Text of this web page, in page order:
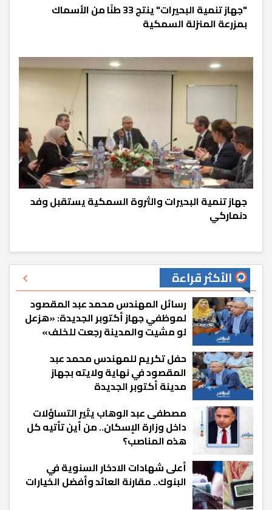
"جهاز تنمية البحيرات" ينتج 33 طنًا من الأسماك
بمزرعة المنزلة السمكية
جهاز تنمية البحيرات والثروة السمكية يستقبل وفد
دنماركي
الأكثر قراءة
رسائل المهندس محمد عبد المقصود
لموظفي جهاز أكتوبر الجديدة: «هزعل
لو مشيت والمدينة رجعت للخلف»
حفل تكريم للمهندس محمد عبد
المقصود في نهاية ولايته بجهاز
مدينة أكتوبر الجديدة
مصطفى عبد الوهاب يثير التساؤلات
داخل وزارة الإسكان.. من أين تأتيه كل
هذه المناصب؟
أعلى شهادات الادخار السنوية في
البنوك.. مقارنة العائد وأفضل الخيارات